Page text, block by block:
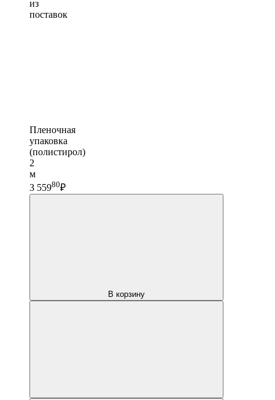
из
поставок
Пленочная
упаковка
(полистирол)
2
м
3 55980₽
В корзину